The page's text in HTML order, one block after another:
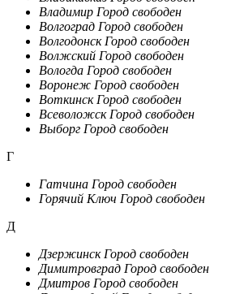
Владимир Город свободен
Волгоград Город свободен
Волгодонск Город свободен
Волжский Город свободен
Вологда Город свободен
Воронеж Город свободен
Воткинск Город свободен
Всеволожск Город свободен
Выборг Город свободен
Г
Гатчина Город свободен
Горячий Ключ Город свободен
Д
Дзержинск Город свободен
Димитровград Город свободен
Дмитров Город свободен